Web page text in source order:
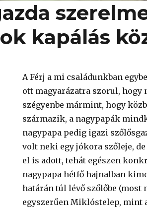
kapálás
A Férj a mi családunkban
ott magyarázatra szorul,
szégyenbe mármint, hogy
származik, a nagypapák
nagypapa pedig igazi
volt neki egy jókora szőleje,
el is adott, tehát egészen
nagypapa hétfő hajnalban
határán túl lévő szőlőbe (most
egyszerűen Miklóstelep, mint